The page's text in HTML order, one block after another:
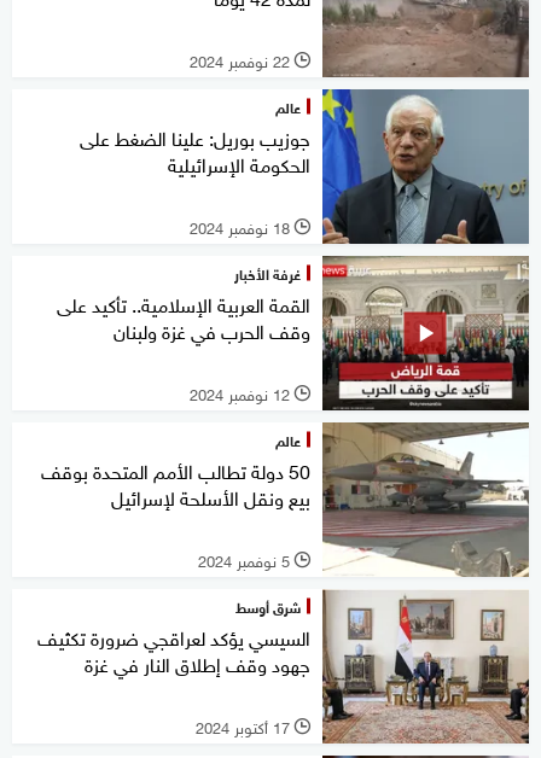
l 22 نوفمبر 2024
عالم
جوزيب بوريل: علينا الضغط على
الحكومة الإسرائيلية
l 18 نوفمبر 2024
غرفة الأخبار
القمة العربية الإسلامية.. تأكيد على
وقف الحرب في غزة ولبنان
l 12 نوفمبر 2024
عالم
50 دولة تطالب الأمم المتحدة بوقف
بيع ونقل الأسلحة لإسرائيل
l 5 نوفمبر 2024
شرق أوسط
السيسي يؤكد لعراقجي ضرورة تكثيف
جهود وقف إطلاق النار في غزة
l 17 أكتوبر 2024